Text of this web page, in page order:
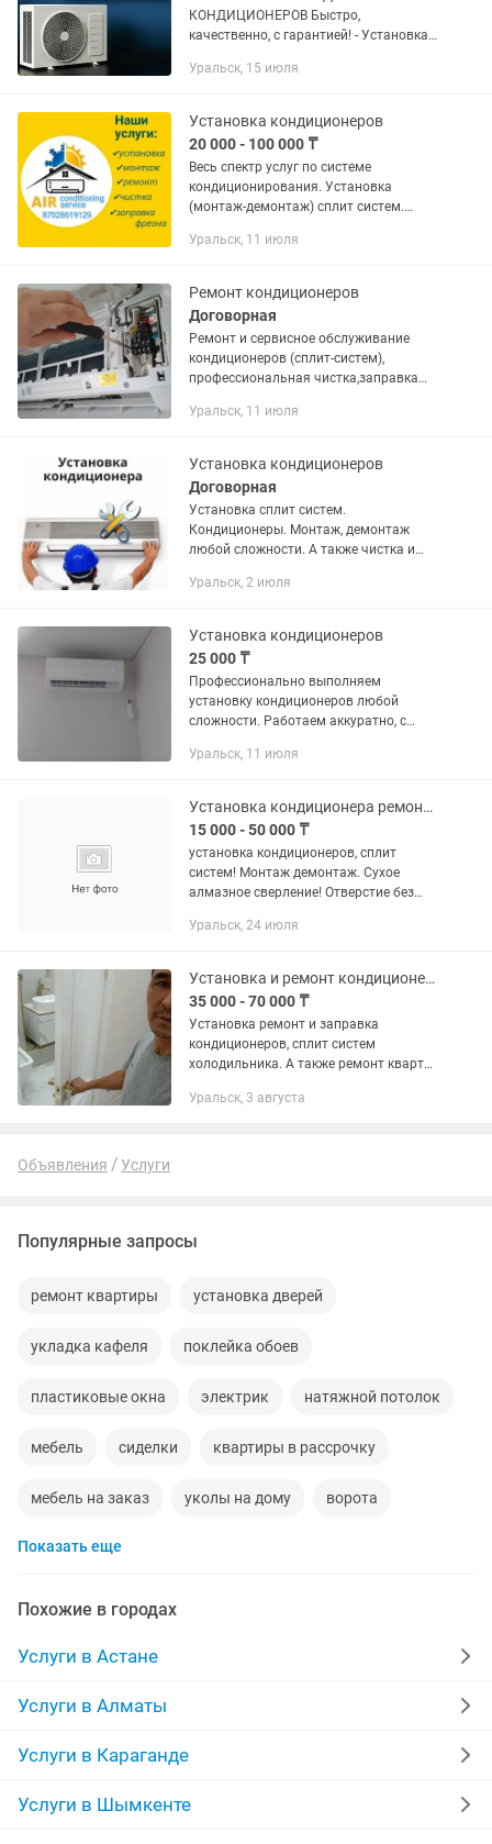
КОНДИЦИОНЕРОВ Быстро,
качественно, с гарантией! - Установка
Заправка фреоном, чистка,
Аккуратный демонтаж...
Уральск, 15 июля
Установка кондиционеров
20 000 - 100 000 ₸
Весь спектр услуг по системе
кондиционирования. Установка
(монтаж-демонтаж) сплит систем.
2 этапа) 1 этап - это у нас прокладка
Уральск, 11 июля
Ремонт кондиционеров
Договорная
Ремонт и сервисное обслуживание
кондиционеров (сплит-систем),
профессиональная чистка,заправка
Уральск, 11 июля
Установка кондиционеров
Договорная
Установка сплит систем.
Кондиционеры. Монтаж, демонтаж
любой сложности. А также чистка и
Качественно и профессионально.
Уральск, 2 июля
Установка кондиционеров
25 000 ₸
Профессионально выполняем
установку кондиционеров любой
сложности. Работаем аккуратно, с
-Монтаж сплит-систем -Демонтаж и
Уральск, 11 июля
Установка кондиционера ремонт сплит систем монтаж демонтаж
15 000 - 50 000 ₸
установка кондиционеров, сплит
систем! Монтаж демонтаж. Сухое
алмазное сверление! Отверстие без
пыли! Используем строительный
фирмы...
Уральск, 24 июля
Установка и ремонт кондиционера холодильника.
35 000 - 70 000 ₸
Установка ремонт и заправка
кондиционеров, сплит систем
холодильника. А также ремонт квартир
Уральск, 3 августа
Объявления Услуги
Популярные запросы
ремонт квартиры установка дверей
укладка кафеля поклейка обоев
пластиковые окна электрик натяжной потолок
мебель сиделки квартиры в рассрочку
мебель на заказ уколы на дому ворота
диван грузоперевозки газель
ремонт компьютер
материнская плата
фотограф шкаф
ремонт ванной обои
Показать еще
Похожие в городах
Услуги в Астане
Услуги в Алматы
Услуги в Караганде
Услуги в Шымкенте